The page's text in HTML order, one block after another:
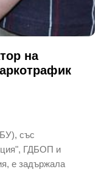
на
със
ГДБОП и
е задържала